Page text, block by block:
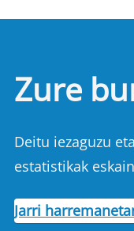
Zure
Deitu iezaguzu
estatistikak
Jarri